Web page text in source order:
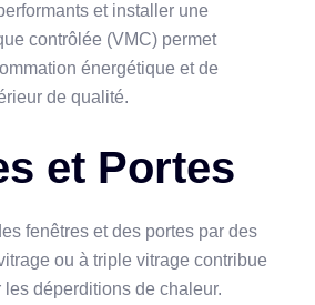
et installer une
contrôlée (VMC) permet
énergétique et de
de qualité.
et Portes
fenêtres et des portes par des
ou à triple vitrage contribue
déperditions de chaleur.